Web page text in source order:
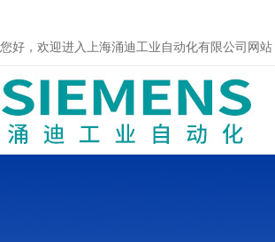
您好，欢迎进入上海涌迪工业自动化有限公司网站